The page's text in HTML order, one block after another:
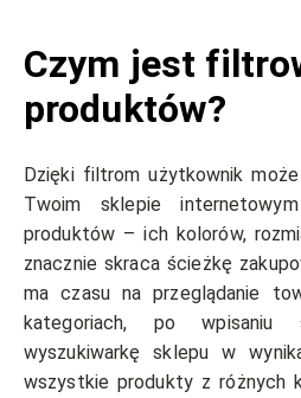
Czym jest
produktów?
Dzięki filtrom użytkownik
Twoim sklepie
produktów – ich kolorów,
znacznie skraca ścieżkę
ma czasu na przeglądanie
kategoriach, po wpisaniu
wyszukiwarkę sklepu w
wszystkie produkty z różnych